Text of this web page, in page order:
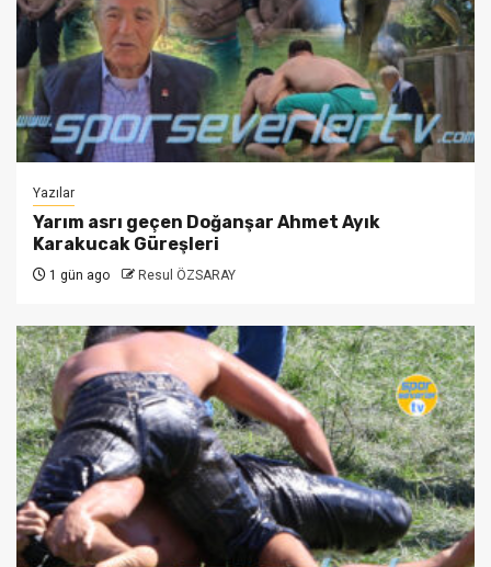
Yazılar
Yarım asrı geçen Doğanşar Ahmet Ayık
Karakucak Güreşleri
1 gün ago Resul ÖZSARAY